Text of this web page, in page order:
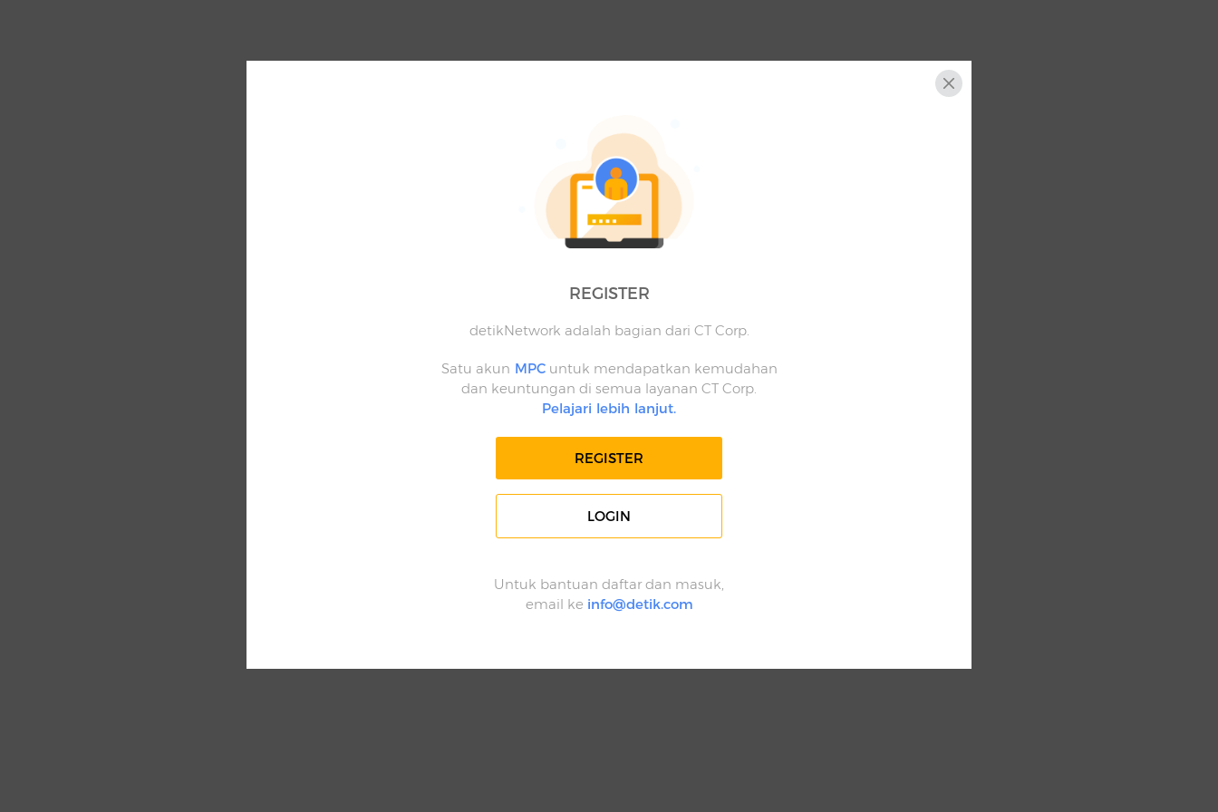
REGISTER
detikNetwork adalah bagian dari CT Corp.
Satu akun MPCuntuk mendapatkan kemudahan
dan keuntungan di semua layanan CT Corp.
Pelajari lebih lanjut.
REGISTER
LOGIN
Untuk bantuan daftar dan masuk,
email ke info@detik.com